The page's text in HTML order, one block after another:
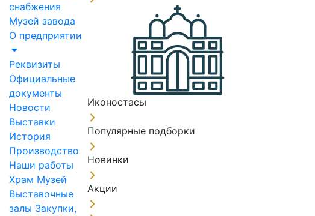
снабжения
Музей завода
О предприятии
Реквизиты
Официальные
документы
Новости
Выставки
История
Производство
Наши работы
Храм Музей
Выставочные
залы Закупки,
Иконостасы
Популярные подборки
Новинки
Акции